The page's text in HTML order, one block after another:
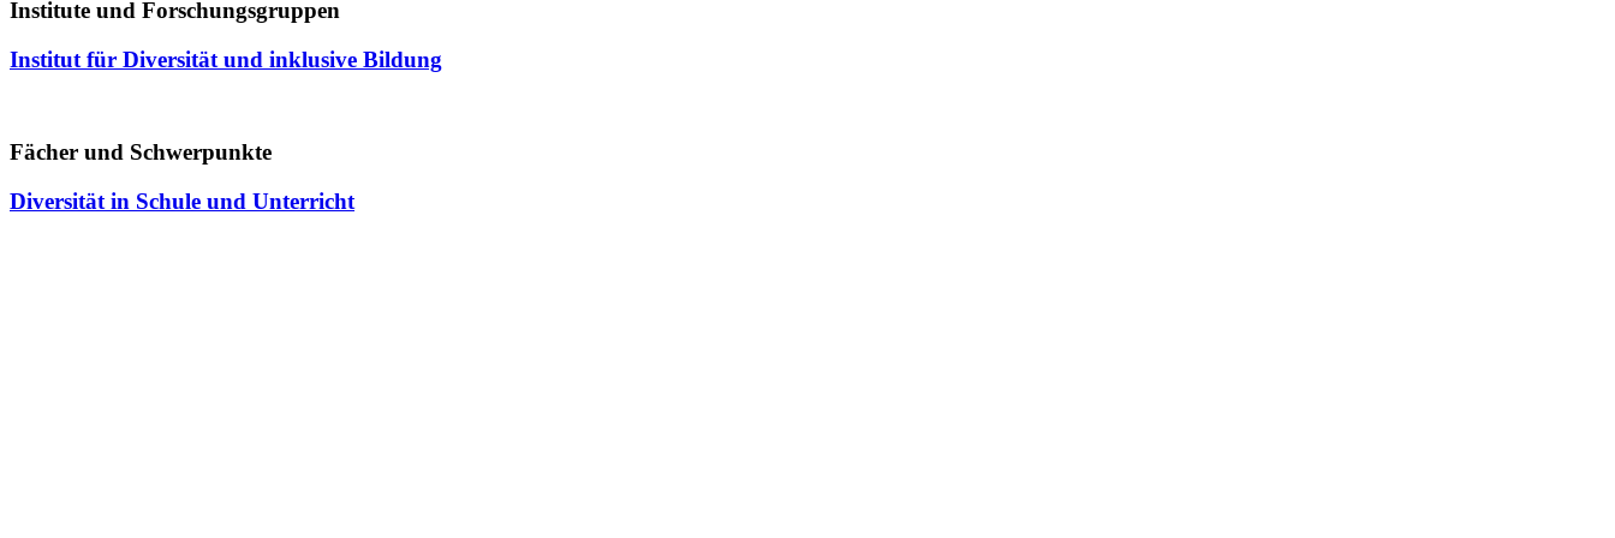
Institute und Forschungsgruppen
Institut für Diversität und inklusive Bildung
Fächer und Schwerpunkte
Diversität in Schule und Unterricht